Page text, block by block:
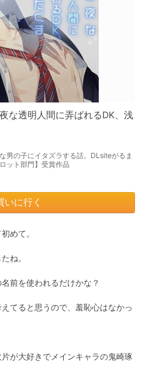
な透明人間に弄ばれるDK、浅
男の子にイタズラする話。DLsiteがるま
ット部門】受賞作品
いに行く
めて。
ね。
前を使われるだけかな？
てると思うので、羞恥心はなかっ
が大好きでメインキャラの鬼崎琢